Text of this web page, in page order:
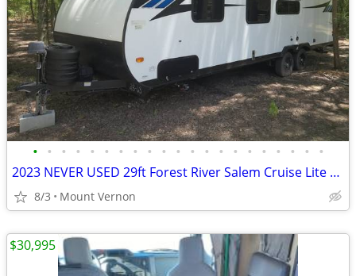
• • • • • • • • • • • • • • • • • • • • •
2023 NEVER USED 29ft Forest River Salem Cruise Lite Platinum 261BHXL
8/3 Mount Vernon
$30,995